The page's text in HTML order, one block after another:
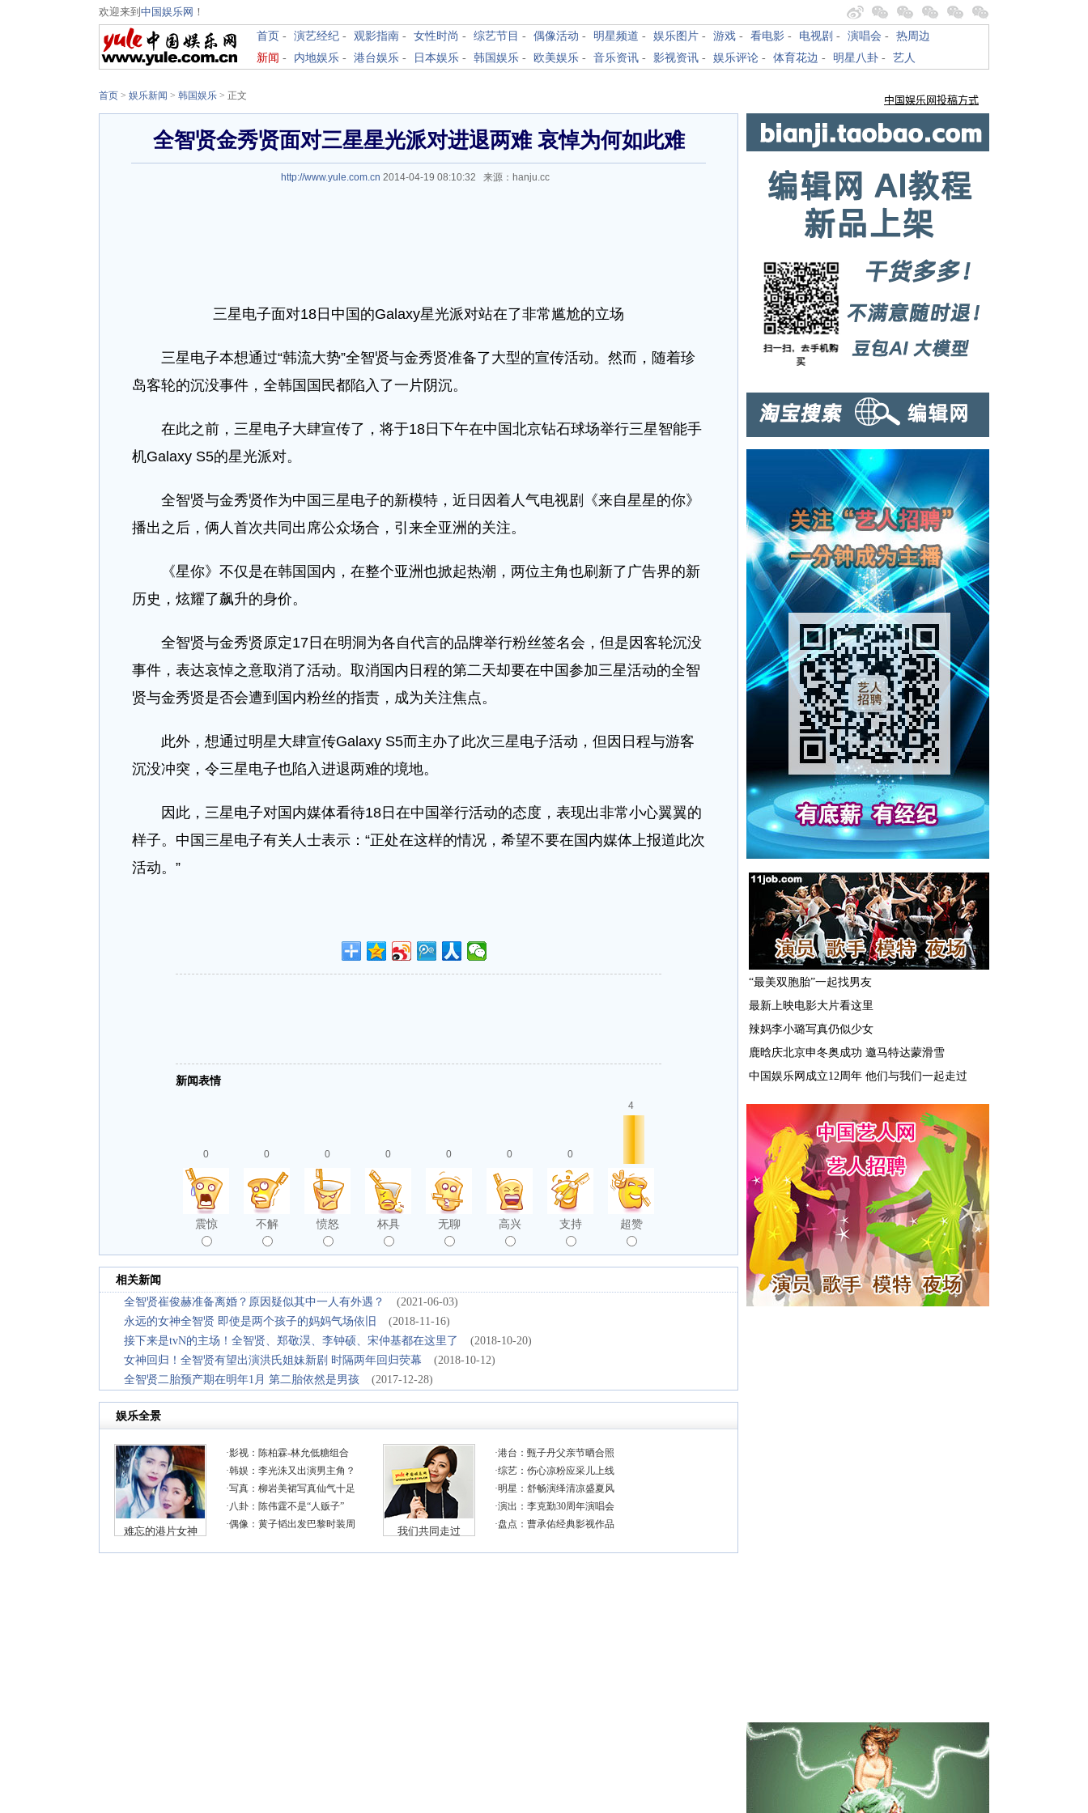
欢迎来到 中国娱乐网 ！
首页 - 演艺经纪 - 观影指南 - 女性时尚 - 综艺节目 - 偶像活动 - 明星频道 - 娱乐图片 - 游戏 - 看电影 - 电视剧 - 演唱会 - 热周边
新闻 - 内地娱乐 - 港台娱乐 - 日本娱乐 - 韩国娱乐 - 欧美娱乐 - 音乐资讯 - 影视资讯 - 娱乐评论 - 体育花边 - 明星八卦 - 艺人
首页 > 娱乐新闻 > 韩国娱乐 > 正文
全智贤金秀贤面对三星星光派对进退两难 哀悼为何如此难
http://www.yule.com.cn 2014-04-19 08:10:32 来源：hanju.cc
三星电子面对18日中国的Galaxy星光派对站在了非常尴尬的立场
三星电子本想通过“韩流大势”全智贤与金秀贤准备了大型的宣传活动。然而，随着珍
岛客轮的沉没事件，全韩国国民都陷入了一片阴沉。
在此之前，三星电子大肆宣传了，将于18日下午在中国北京钻石球场举行三星智能手
机Galaxy S5的星光派对。
全智贤与金秀贤作为中国三星电子的新模特，近日因着人气电视剧《来自星星的你》
播出之后，俩人首次共同出席公众场合，引来全亚洲的关注。
《星你》不仅是在韩国国内，在整个亚洲也掀起热潮，两位主角也刷新了广告界的新
历史，炫耀了飙升的身价。
全智贤与金秀贤原定17日在明洞为各自代言的品牌举行粉丝签名会，但是因客轮沉没
事件，表达哀悼之意取消了活动。取消国内日程的第二天却要在中国参加三星活动的全智
贤与金秀贤是否会遭到国内粉丝的指责，成为关注焦点。
此外，想通过明星大肆宣传Galaxy S5而主办了此次三星电子活动，但因日程与游客
沉没冲突，令三星电子也陷入进退两难的境地。
因此，三星电子对国内媒体看待18日在中国举行活动的态度，表现出非常小心翼翼的
样子。中国三星电子有关人士表示：“正处在这样的情况，希望不要在国内媒体上报道此次
活动。”
新闻表情
0
震惊
0
不解
0
愤怒
0
杯具
0
无聊
0
高兴
0
支持
4
超赞
相关新闻
全智贤崔俊赫准备离婚？原因疑似其中一人有外遇？
(2021-06-03)
永远的女神全智贤 即使是两个孩子的妈妈气场依旧
(2018-11-16)
接下来是tvN的主场！全智贤、郑敬淏、李钟硕、宋仲基都在这里了
(2018-10-20)
女神回归！全智贤有望出演洪氏姐妹新剧 时隔两年回归荧幕
(2018-10-12)
全智贤二胎预产期在明年1月 第二胎依然是男孩
(2017-12-28)